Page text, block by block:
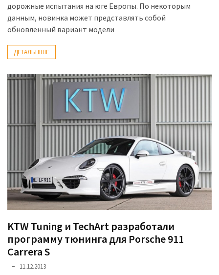
дорожные испытания на юге Европы. По некоторым
данным, новинка может представлять собой
обновленный вариант модели
ДЕТАЛЬНІШЕ
KTW Tuning и TechArt разработали
программу тюнинга для Porsche 911
Carrera S
11.12.2013